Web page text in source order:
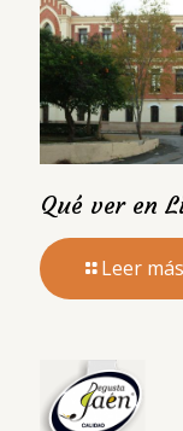
Qué ver en
Leer más